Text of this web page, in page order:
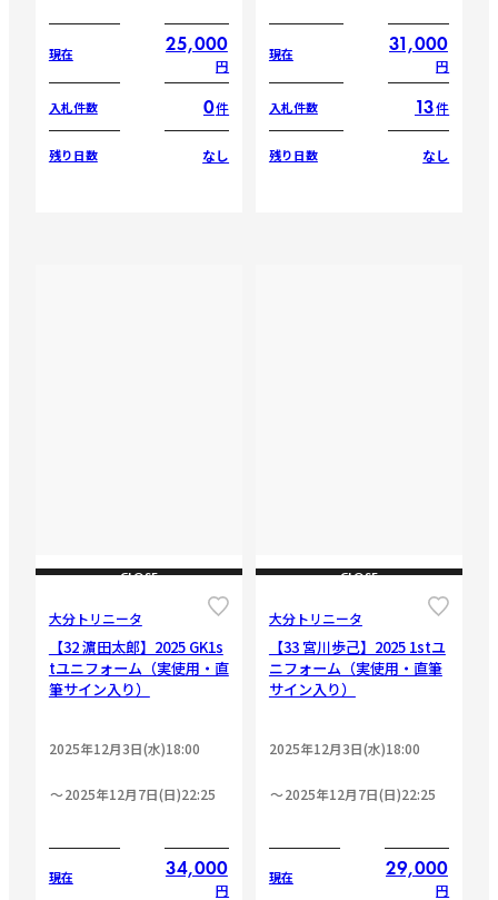
現在 25,000
円
入札件数 0件
残り日数 なし
現在 31,000
円
入札件数 13件
残り日数 なし
CLOSE
大分トリニータ
【32 濵田太郎】2025 GK1s
tユニフォーム（実使用・直
筆サイン入り）
2025年12月3日(水)18:00
2025年12月7日(日)22:25
現在 34,000
円
CLOSE
大分トリニータ
【33 宮川歩己】2025 1stユ
ニフォーム（実使用・直筆
サイン入り）
2025年12月3日(水)18:00
2025年12月7日(日)22:25
現在 29,000
円